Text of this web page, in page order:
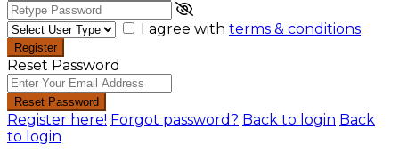
I agree with terms & conditions
Register
Reset Password
Reset Password
Register here! Forgot password? Back to login Back
to login